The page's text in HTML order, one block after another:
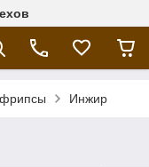
Инжир